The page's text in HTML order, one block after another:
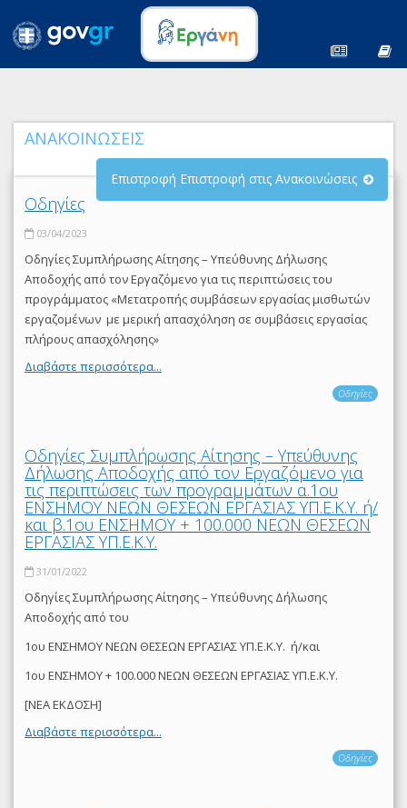
ΑΝΑΚΟΙΝΩΣΕΙΣ
Επιστροφή Επιστροφή στις Ανακοινώσεις
Οδηγίες
03/04/2023
Οδηγίες Συμπλήρωσης Αίτησης – Υπεύθυνης Δήλωσης
Αποδοχής από τον Εργαζόμενο για τις περιπτώσεις του
προγράμματος «Μετατροπής συμβάσεων εργασίας μισθωτών
εργαζομένων με μερική απασχόληση σε συμβάσεις εργασίας
πλήρους απασχόλησης»
Διαβάστε περισσότερα...
Οδηγίες
Οδηγίες Συμπλήρωσης Αίτησης – Υπεύθυνης
Δήλωσης Αποδοχής από τον Εργαζόμενο για
τις περιπτώσεις των προγραμμάτων α.1ου
ΕΝΣΗΜΟΥ ΝΕΩΝ ΘΕΣΕΩΝ ΕΡΓΑΣΙΑΣ ΥΠ.Ε.Κ.Υ. ή/
και β.1ου ΕΝΣΗΜΟΥ + 100.000 ΝΕΩΝ ΘΕΣΕΩΝ
ΕΡΓΑΣΙΑΣ ΥΠ.Ε.Κ.Υ.
31/01/2022
Οδηγίες Συμπλήρωσης Αίτησης – Υπεύθυνης Δήλωσης
Αποδοχής από του
1ου ΕΝΣΗΜΟΥ ΝΕΩΝ ΘΕΣΕΩΝ ΕΡΓΑΣΙΑΣ ΥΠ.Ε.Κ.Υ. ή/και
1ου ΕΝΣΗΜΟΥ + 100.000 ΝΕΩΝ ΘΕΣΕΩΝ ΕΡΓΑΣΙΑΣ ΥΠ.Ε.Κ.Υ.
[ΝΕΑ ΕΚΔΟΣΗ]
Διαβάστε περισσότερα...
Οδηγίες